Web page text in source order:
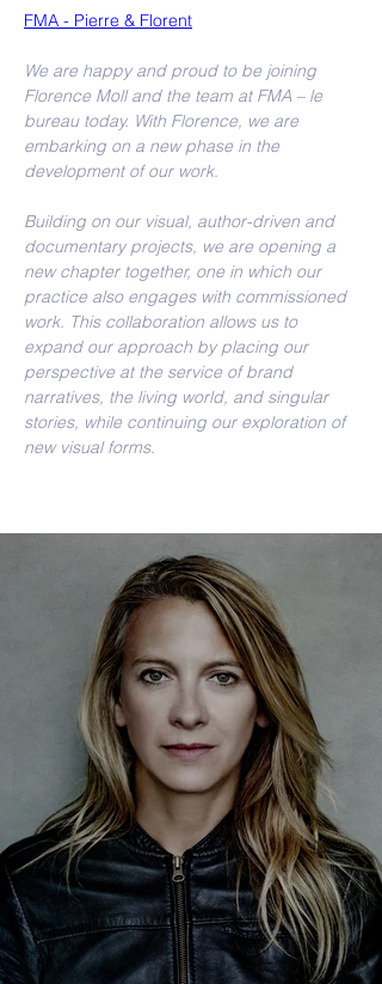
FMA - Pierre & Florent
We are happy and proud to be joining
Florence Moll and the team at FMA – le
bureau today. With Florence, we are
embarking on a new phase in the
development of our work.
Building on our visual, author-driven and
documentary projects, we are opening a
new chapter together, one in which our
practice also engages with commissioned
work. This collaboration allows us to
expand our approach by placing our
perspective at the service of brand
narratives, the living world, and singular
stories, while continuing our exploration of
new visual forms.